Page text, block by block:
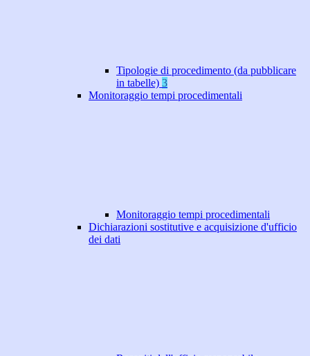
Tipologie di procedimento (da pubblicare
in tabelle) 3
Monitoraggio tempi procedimentali
Monitoraggio tempi procedimentali
Dichiarazioni sostitutive e acquisizione d'ufficio
dei dati